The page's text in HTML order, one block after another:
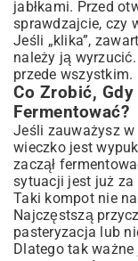
jabłkami. Przed
sprawdzajcie, czy
Jeśli „klika”,
należy ją
przede wszystkim.
Co Zrobić,
Fermentować?
Jeśli zauważysz w
wieczko jest
zaczął
sytuacji jest już za
Taki kompot nie
Najczęstszą
pasteryzacja lub
Dlatego tak ważne